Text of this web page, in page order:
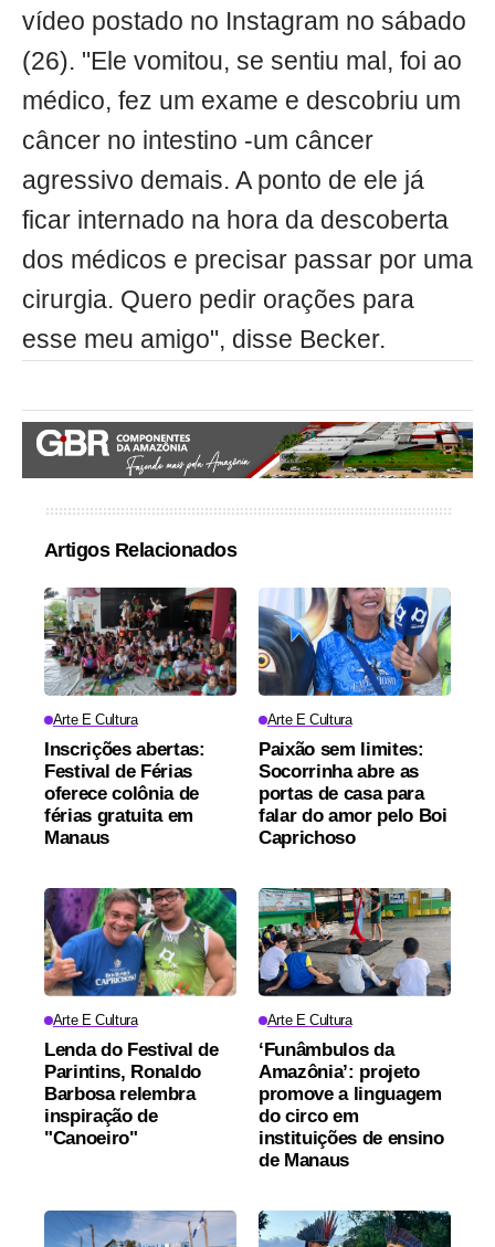
vídeo postado no Instagram no sábado
(26). "Ele vomitou, se sentiu mal, foi ao
médico, fez um exame e descobriu um
câncer no intestino -um câncer
agressivo demais. A ponto de ele já
ficar internado na hora da descoberta
dos médicos e precisar passar por uma
cirurgia. Quero pedir orações para
esse meu amigo", disse Becker.
Artigos Relacionados
Arte E Cultura
Inscrições abertas:
Festival de Férias
oferece colônia de
férias gratuita em
Manaus
Arte E Cultura
Paixão sem limites:
Socorrinha abre as
portas de casa para
falar do amor pelo Boi
Caprichoso
Arte E Cultura
Lenda do Festival de
Parintins, Ronaldo
Barbosa relembra
inspiração de
"Canoeiro"
Arte E Cultura
‘Funâmbulos da
Amazônia’: projeto
promove a linguagem
do circo em
instituições de ensino
de Manaus